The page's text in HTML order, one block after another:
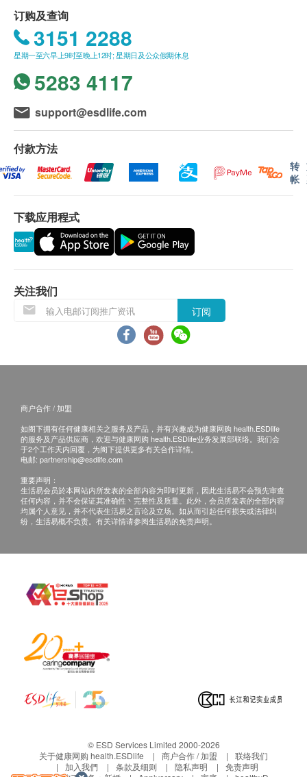
幽门螺杆菌
碳14幽门螺旋菌吹气测试
X光 重点项目
胸部X光
2 基本项目
基本健康评估
内科检查
外科检查
耳鼻喉检查
血脂
高密度脂蛋白胆固醇
载脂蛋白B
载脂蛋白A1/载脂蛋白B 比率
糖尿
空腹血糖
肝功能
谷草/谷丙转氨酵素比率
总蛋白质
球蛋白
白蛋白及球蛋白比率
总胆红素
间接胆红素
穀草先转太酵素
全的。
哪些人群需要做胃镜？
未能确诊者；
者；
其良恶性者；
胃癌和食道癌的筛查，需行胃镜下治疗并适时跟
上消化道胃息肉及隆起性病变，需行胃镜下治疗并
适时跟踪；
上消化道出血，需确定出血来源，有利于采取及时
做胃镜进行治疗和随访；
胃部手术后需要适时进行胃镜检查随访；
40岁以上人群，建议每年进行一次胃镜检查。
哪些人群需要做结肠镜检查？
或减少；
便血，不明原因消瘦、贫血等症状；
反覆大便不规则、胀气、大便干或稀，经治疗无
效；
40岁以上，有肠癌家族史；
体检中大便潜血实验反覆阳性。
无痛胃肠镜检查流程：
病人确定可做预约手术检查时间，病人将泻药带回。
如果病人不适合做无痛胃肠镜，病人将需支付本体检
退回。
二、病人按约定时间准时到检，手术检查前一天下午
医疗中心护士会打电话提醒检查时间等注意事项。
1、胃镜检查：
（1）注射麻醉，待病人熟睡后进行检查
（3）整个过程需大约10~20分钟分钟
（联络电话：+86 13670018171；微信：+86
13670018171）。
身体检查计划有效期为3个月，客户必须于3个月内
（由确认付款日期起计）接受有关检查，逾期作
废。
局仁和厚德医疗管理（深圳）有限公司德正门诊部
可安排医护人员陪同提供翻译服务。
如果商户页面与体检计划页面的繁体中文、简体中
文、英文三个版本有任何抵触或不相符之处，应以
繁体中文版本为准。
二、体检报告领取和讲解
体检报告的语言为简体中文。
体检报告会在体检后10个工作日内完成，客户可选
体检报告完成后，招商局仁和厚德医疗管理
（深圳）有限公司德正门诊部会发送提醒讯息
至客户预留的手机号短信息内，点击链接即可
查看电子报告。
预留E-mail，招商局仁和厚德医疗管理（深
圳）有限公司德正门诊部会在报告完成后邮
寄，邮费到付（可送到港澳地区）。
以下渠道：
电话讲解：需至少提前1个工作日预约具体时间
（联络电话：+86 13670018171；微信：+86
（联络电话：+86 13670018171；微信：+86
局仁和厚德医疗管理（深圳）有限公司德正门
诊部聼医生当面讲解。如预约当面讲解，以下
地点可供选择：
楼0312单元
三、免责声明
如有争议，健康网购health.ESDlife及招商局仁和厚德
订购及查询
3151 2288
星期一至六早上9时至晚上12时; 星期日及公众假期休息
5283 4117
support@esdlife.com
付款方法
转
帐
下载应用程式
关注我们
订阅
商户合作 / 加盟
如阁下拥有任何健康相关之服务及产品，并有兴趣成为健康网购 health.ESDlife
的服务及产品供应商，欢迎与健康网购 health.ESDlife业务发展部联络。我们会
于2个工作天内回覆，为阁下提供更多有关合作详情。
电邮: partnership@esdlife.com
重要声明：
生活易会员於本网站内所发表的全部内容为即时更新，因此生活易不会预先审查
任何内容，并不会保证其准确性丶完整性及质量。此外，会员所发表的全部内容
均属个人意见，并不代表生活易之言论及立场。如从而引起任何损失或法律纠
纷，生活易概不负责。有关详情请参阅生活易的免责声明。
© ESD Services Limited 2000-2026
关于健康网购 health.ESDlife
商户合作 / 加盟
联络我们
加入我們
条款及细则 隐私声明
免责声明